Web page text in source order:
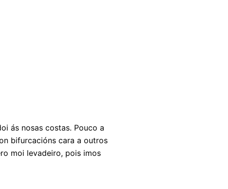
ás nosas costas. Pouco a
bifurcacións cara a outros
moi levadeiro, pois imos